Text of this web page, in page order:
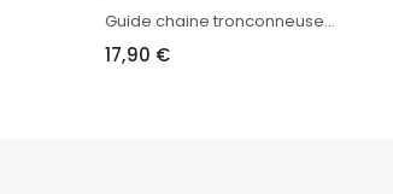
Guide chaine tronconneuse...
17,90 €